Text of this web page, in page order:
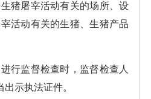
屠宰活动有关的场所、设
活动有关的生猪、生猪产品
监督检查时，监督检查人
示执法证件。